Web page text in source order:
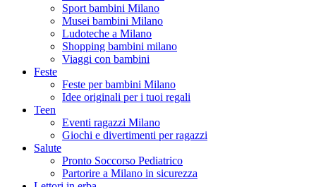
Sport bambini Milano
Musei bambini Milano
Ludoteche a Milano
Shopping bambini milano
Viaggi con bambini
Feste
Feste per bambini Milano
Idee originali per i tuoi regali
Teen
Eventi ragazzi Milano
Giochi e divertimenti per ragazzi
Salute
Pronto Soccorso Pediatrico
Partorire a Milano in sicurezza